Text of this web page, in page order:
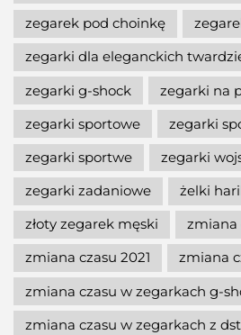
zegarek pod choinkę
zegarki dla eleganckich
zegarki g-shock
zegarki na
zegarki sportowe
zegarki
zegarki sportwe
zegarki
zegarki zadaniowe
żelki
złoty zegarek męski
zmiana
zmiana czasu 2021
zmiana
zmiana czasu w zegarkach g-
zmiana czasu w zegarkach z dst